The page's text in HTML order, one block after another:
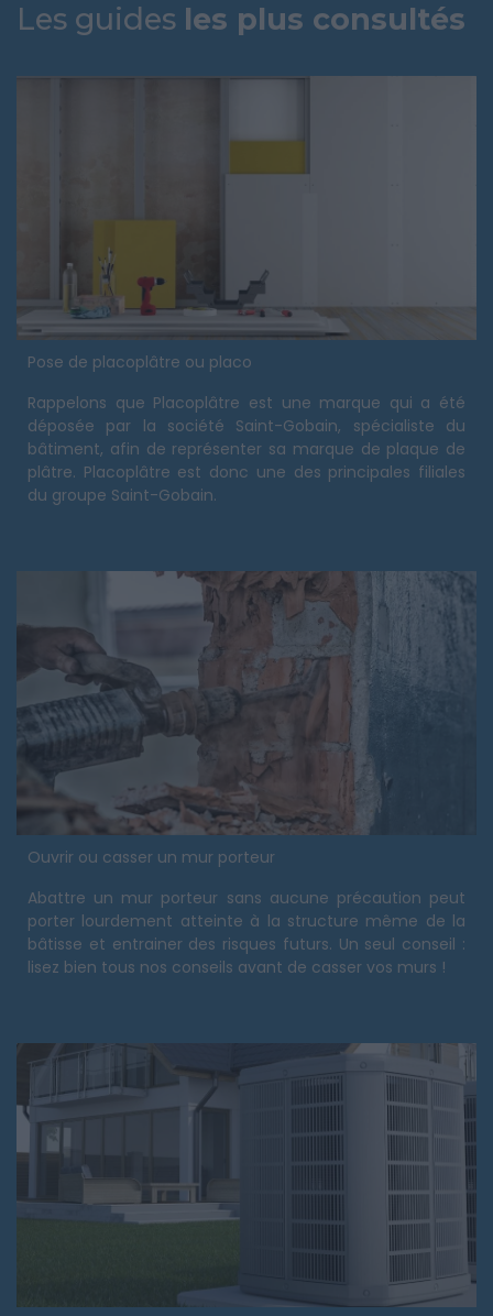
Les guides les plus consultés
Pose de placoplâtre ou placo
Rappelons que Placoplâtre est une marque qui a été
déposée par la société Saint-Gobain, spécialiste du
bâtiment, afin de représenter sa marque de plaque de
plâtre. Placoplâtre est donc une des principales filiales
du groupe Saint-Gobain.
Ouvrir ou casser un mur porteur
Abattre un mur porteur sans aucune précaution peut
porter lourdement atteinte à la structure même de la
bâtisse et entrainer des risques futurs. Un seul conseil :
lisez bien tous nos conseils avant de casser vos murs !